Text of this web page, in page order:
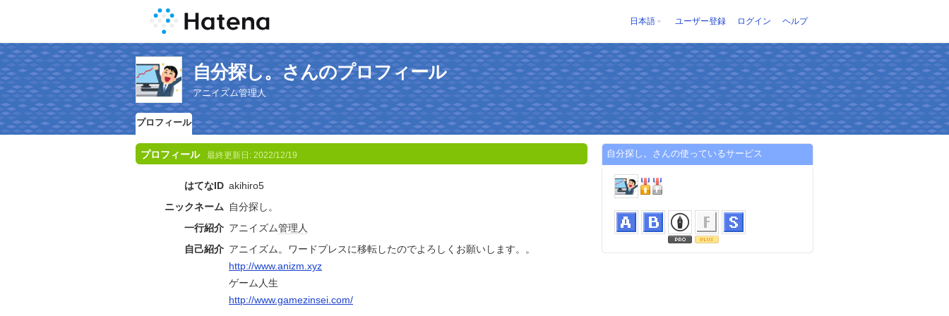
日本語 ユーザー登録 ログイン ヘルプ
自分探し。さんのプロフィール
アニイズム管理人
プロフィール
プロフィール 最終更新日: 2022/12/19
はてなID akihiro5
ニックネーム 自分探し。
一行紹介 アニイズム管理人
自己紹介 アニイズム。ワードプレスに移転したのでよろしくお願いします。。
http://www.anizm.xyz
ゲーム人生
http://www.gamezinsei.com/
自分探し。さんの使っているサービス